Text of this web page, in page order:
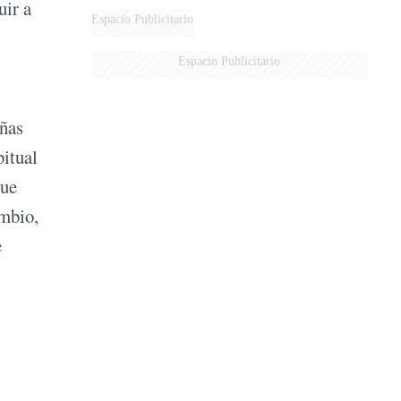
a Espacio Publicitario
Espacio Publicitario